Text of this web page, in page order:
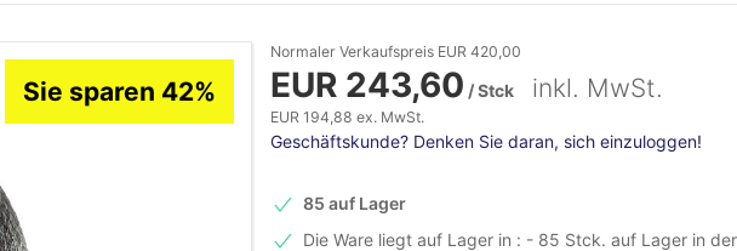
Sie sparen 42%
Normaler Verkaufspreis EUR 420,00
EUR 243,60 / Stck inkl. MwSt.
EUR 194,88 ex. MwSt.
Geschäftskunde? Denken Sie daran, sich einzuloggen!
85 auf Lager
Die Ware liegt auf Lager in : - 85 Stck. auf Lager in